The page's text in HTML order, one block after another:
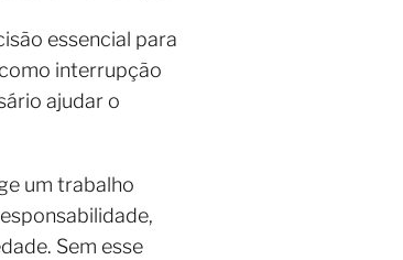
essencial para
interrupção
ajudar o
um trabalho
Sem esse